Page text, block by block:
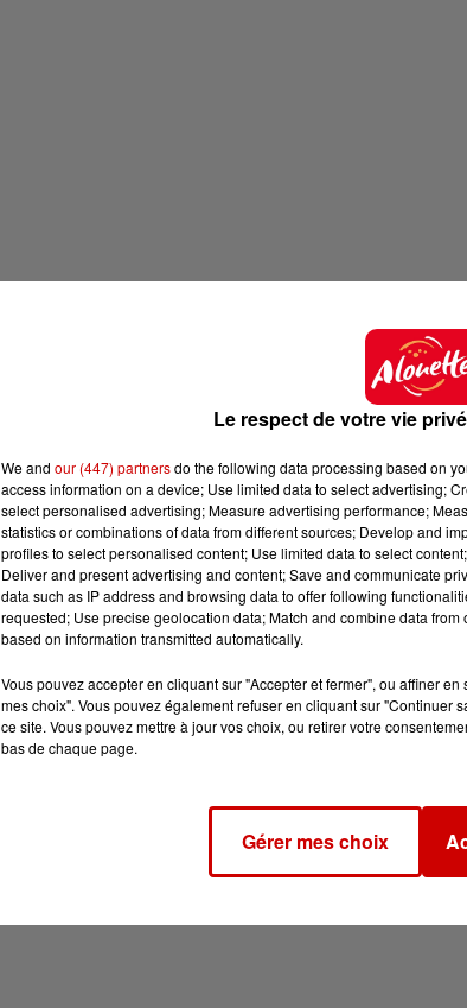
Le respect de votre vie
We and our (447) partnersdo the following data processing based on
access information on a device; Use limited data to select advertising;
select personalised advertising; Measure advertising performance;
statistics or combinations of data from different sources; Develop and
profiles to select personalised content; Use limited data to select
Deliver and present advertising and content; Save and communicate
data such as IP address and browsing data to offer following
requested; Use precise geolocation data; Match and combine data
based on information transmitted automatically.
Vous pouvez accepter en cliquant sur "Accepter et fermer", ou affiner
mes choix". Vous pouvez également refuser en cliquant sur "Continuer
ce site. Vous pouvez mettre à jour vos choix, ou retirer votre
bas de chaque page.
Gérer mes choix